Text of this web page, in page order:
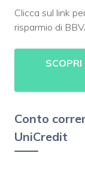
Clicca sul link
risparmio di
Conto
UniCredit